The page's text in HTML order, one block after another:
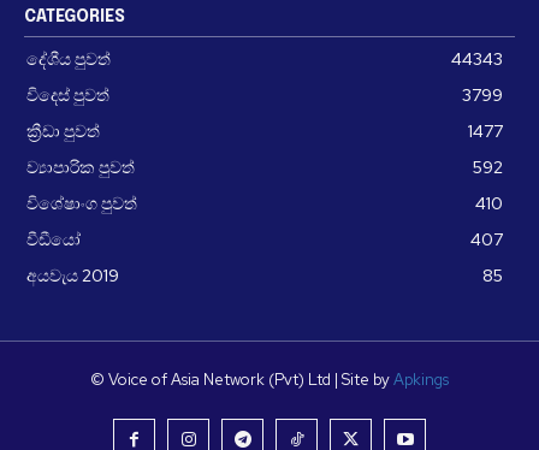
CATEGORIES
දේශීය පුවත්
44343
විදෙස් පුවත්
3799
ක්‍රීඩා පුවත්
1477
ව්‍යාපාරික පුවත්
592
විශේෂාංග පුවත්
410
වීඩීයෝ
407
අයවැය 2019
85
© Voice of Asia Network (Pvt) Ltd | Site byApkings